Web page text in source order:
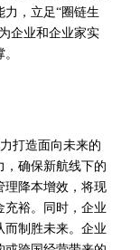
，立足“圈链生
企业和企业家实
打造面向未来的
，确保新航线下的
理降本增效，将现
充裕。同时，企业
制胜未来。 企业